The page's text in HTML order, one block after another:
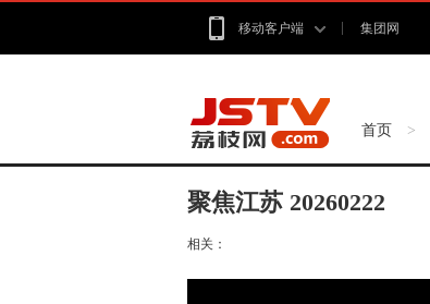
移动客户端 集团网
首页 >
聚焦江苏 20260222
相关：